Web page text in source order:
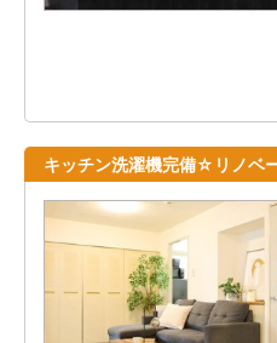
キッチン洗濯機完備☆リノベ